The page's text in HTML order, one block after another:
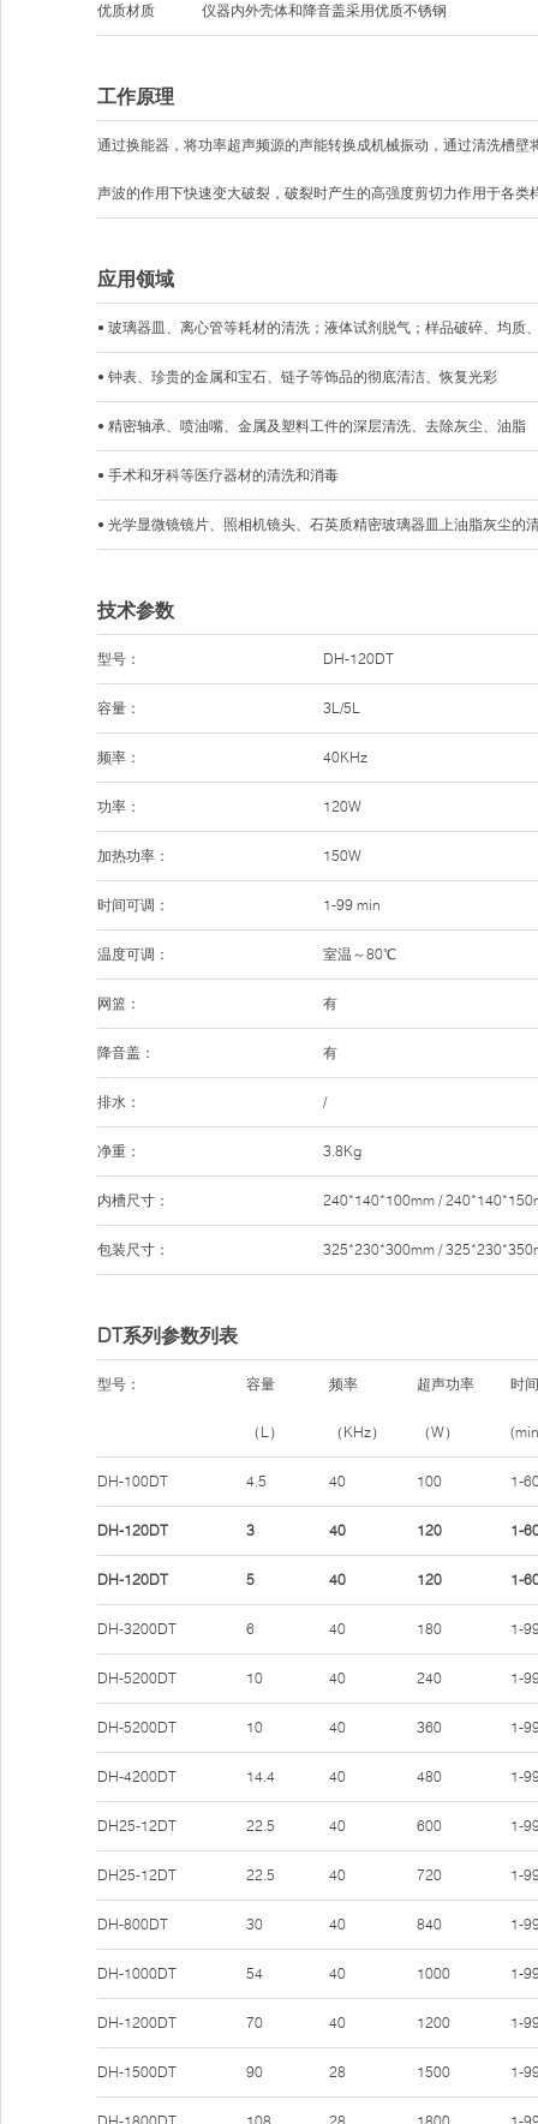
优质材质 仪器内外壳体和降音盖采用优质不锈钢
工作原理
通过换能器，将功率超声频源的声能转换成机械振动，通过清洗槽
声波的作用下快速变大破裂，破裂时产生的高强度剪切力作用于各
应用领域
• 玻璃器皿、离心管等耗材的清洗；液体试剂脱气；样品破碎、均质
• 钟表、珍贵的金属和宝石、链子等饰品的彻底清洁、恢复光彩
• 精密轴承、喷油嘴、金属及塑料工件的深层清洗、去除灰尘、油脂
• 手术和牙科等医疗器材的清洗和消毒
• 光学显微镜镜片、照相机镜头、石英质精密玻璃器皿上油脂灰尘的
技术参数
型号： DH-120DT
容量： 3L/5L
频率： 40KHz
功率： 120W
加热功率： 150W
时间可调： 1-99 min
温度可调： 室温～80℃
网篮： 有
降音盖： 有
排水： /
净重： 3.8Kg
内槽尺寸： 240*140*100mm /
包装尺寸： 325*230*300mm /
DT系列参数列表
型号： 容量
（L）
频率
（KHz）
超声功率
（W）
时
DH-100DT 4.5 40 100 1-
DH-120DT 3 40 120 1-
DH-120DT 5 40 120 1-
DH-3200DT 6 40 180 1-
DH-5200DT 10 40 240 1-
DH-5200DT 10 40 360 1-
DH-4200DT 14.4 40 480 1-
DH25-12DT 22.5 40 600 1-
DH25-12DT 22.5 40 720 1-
DH-800DT 30 40 840 1-
DH-1000DT 54 40 1000 1-
DH-1200DT 70 40 1200 1-
DH-1500DT 90 28 1500 1-